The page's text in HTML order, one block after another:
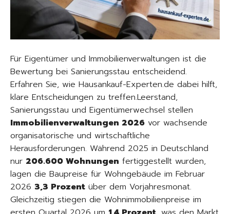
Für Eigentümer und Immobilienverwaltungen ist die
Bewertung bei Sanierungsstau entscheidend.
Erfahren Sie, wie Hausankauf-Experten.de dabei hilft,
klare Entscheidungen zu treffen.Leerstand,
Sanierungsstau und Eigentümerwechsel stellen
Immobilienverwaltungen 2026 vor wachsende
organisatorische und wirtschaftliche
Herausforderungen. Während 2025 in Deutschland
nur 206.600 Wohnungen fertiggestellt wurden,
lagen die Baupreise für Wohngebäude im Februar
2026 3,3 Prozent über dem Vorjahresmonat.
Gleichzeitig stiegen die Wohnimmobilienpreise im